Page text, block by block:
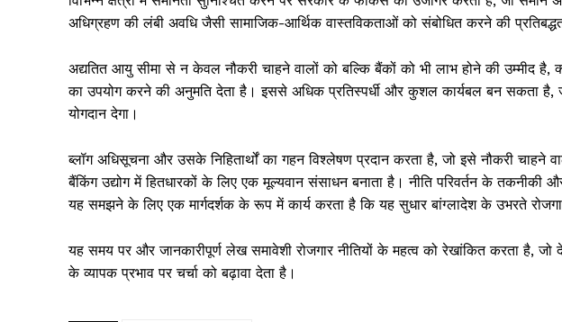
अधिग्रहण की लंबी अवधि जैसी सामाजिक-आर्थिक वास्तविकताओं को संबोधित करने की
अद्यतित आयु सीमा से न केवल नौकरी चाहने वालों को बल्कि बैंकों को भी लाभ होने की उम्मीद है,
का उपयोग करने की अनुमति देता है। इससे अधिक प्रतिस्पर्धी और कुशल कार्यबल बन सकता है,
योगदान देगा।
ब्लॉग अधिसूचना और उसके निहितार्थों का गहन विश्लेषण प्रदान करता है, जो इसे नौकरी चाहने
बैंकिंग उद्योग में हितधारकों के लिए एक मूल्यवान संसाधन बनाता है। नीति परिवर्तन के तकनीकी
यह समझने के लिए एक मार्गदर्शक के रूप में कार्य करता है कि यह सुधार बांग्लादेश के उभरते
यह समय पर और जानकारीपूर्ण लेख समावेशी रोजगार नीतियों के महत्व को रेखांकित करता है,
के व्यापक प्रभाव पर चर्चा को बढ़ावा देता है।